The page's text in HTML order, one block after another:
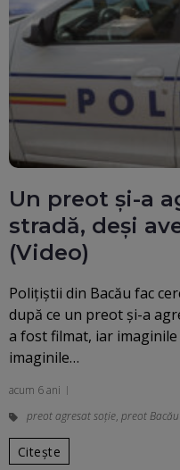
Un preot și-a
stradă, deși
(Video)
Poliţiştii din Bacău fac
după ce un preot şi-a
a fost filmat, iar
imaginile…
acum 6 ani
preot agresat soție, preot
Citește